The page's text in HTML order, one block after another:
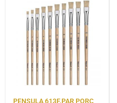
PENSULA 613F.PAR PORC